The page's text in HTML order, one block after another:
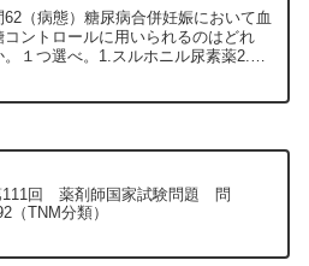
62（病態）糖尿病合併妊娠において血
コントロールに用いられるのはどれ
。１つ選べ。1.スルホニル尿素薬2.チ
111回 薬剤師国家試験問題 問
（TNM分類）